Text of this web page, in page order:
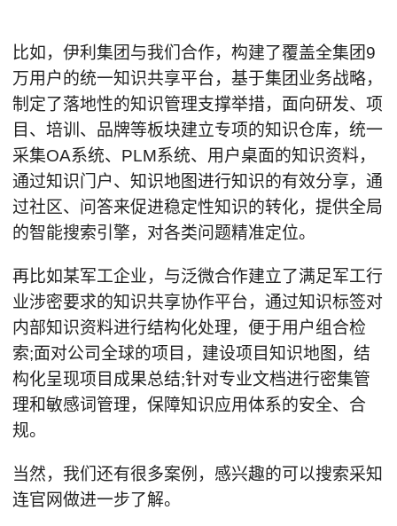
比如，伊利集团与我们合作，构建了覆盖全集团9
万用户的统一知识共享平台，基于集团业务战略，
制定了落地性的知识管理支撑举措，面向研发、项
目、培训、品牌等板块建立专项的知识仓库，统一
采集OA系统、PLM系统、用户桌面的知识资料，
通过知识门户、知识地图进行知识的有效分享，通
过社区、问答来促进稳定性知识的转化，提供全局
的智能搜索引擎，对各类问题精准定位。
再比如某军工企业，与泛微合作建立了满足军工行
业涉密要求的知识共享协作平台，通过知识标签对
内部知识资料进行结构化处理，便于用户组合检
索;面对公司全球的项目，建设项目知识地图，结
构化呈现项目成果总结;针对专业文档进行密集管
理和敏感词管理，保障知识应用体系的安全、合
规。
当然，我们还有很多案例，感兴趣的可以搜索采知
连官网做进一步了解。